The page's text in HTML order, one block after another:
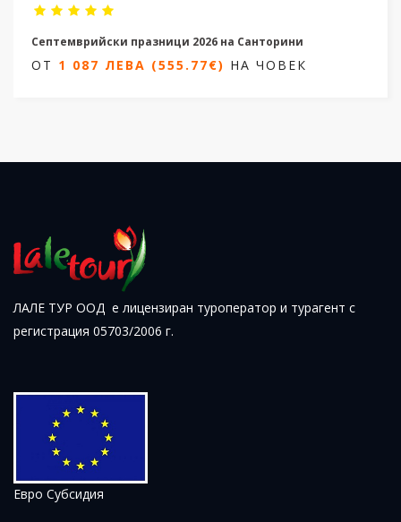
Септемврийски празници 2026 на Санторини
4 дни/ 3 нощувки
ОТ 1 087 ЛЕВА (555.77€) НА ЧОВЕК
ЛАЛЕ ТУР ООД е лицензиран туроператор и турагент с
регистрация 05703/2006 г.
Евро Субсидия